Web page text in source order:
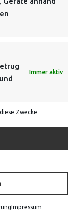
Immer aktiv
Zwecke
Impressum
Uhr